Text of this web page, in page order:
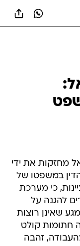
מחזקות את ידי
במשפטו של
כי מערכת
להגנה על
שאינן רוצות
חתומות קולט
זהבה